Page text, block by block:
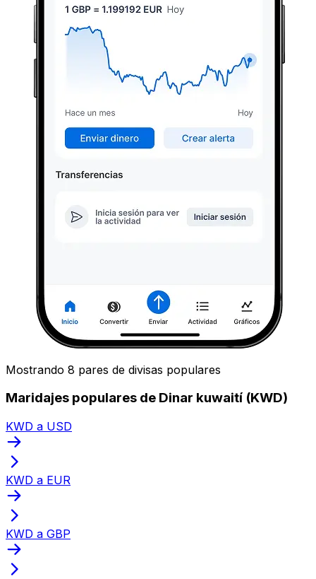
Mostrando 8 pares de divisas populares
Maridajes populares de Dinar kuwaití (KWD)
KWD a USD
KWD a EUR
KWD a GBP